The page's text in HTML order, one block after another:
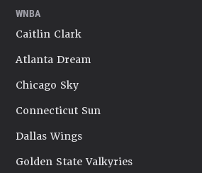
WNBA
Caitlin Clark
Atlanta Dream
Chicago Sky
Connecticut Sun
Dallas Wings
Golden State Valkyries